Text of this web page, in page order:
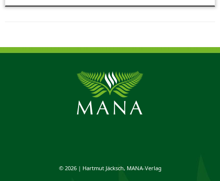
© 2026 | Hartmut Jäcksch, MANA-Verlag